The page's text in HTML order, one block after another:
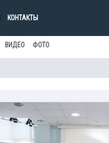
КОНТАКТЫ
ВИДЕО ФОТО